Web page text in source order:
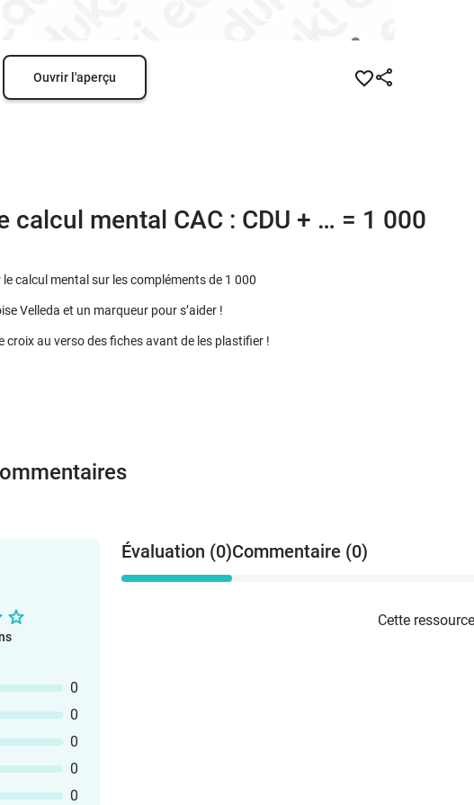
Ouvrir l'aperçu
calcul mental CAC : CDU + … = 1 000
calcul mental sur les compléments de 1 000
Velleda et un marqueur pour s’aider !
croix au verso des fiches avant de les plastifier !
0
0
0
0
0
Évaluation (0)Commentaire (0)
Cette